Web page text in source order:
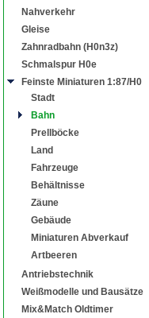
Nahverkehr
Gleise
Zahnradbahn (H0n3z)
Schmalspur H0e
Feinste Miniaturen 1:87/H0
Stadt
Bahn
Prellböcke
Land
Fahrzeuge
Behältnisse
Zäune
Gebäude
Miniaturen Abverkauf
Artbeeren
Antriebstechnik
Weißmodelle und Bausätze
Mix&Match Oldtimer